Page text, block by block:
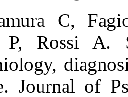
1. Altamura
Rocca P,
epidemiology,
of care.